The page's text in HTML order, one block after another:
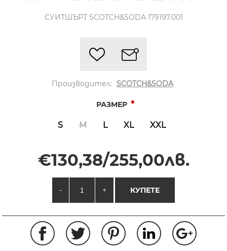
СУИТШЪРТ SCOTCH&SODA 179197.001
Производител: SCOTCH&SODA
РАЗМЕР *
S M L XL XXL
€130,38/255,00лв.
- + КУПЕТЕ